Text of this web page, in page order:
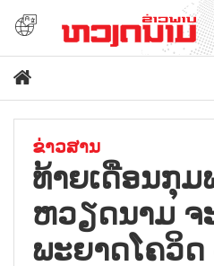
ຂ່າວສານ
ທ້າຍເດືອນກຸມ
ຫວຽດນາມ
ພະຍາດໂຄວິດ